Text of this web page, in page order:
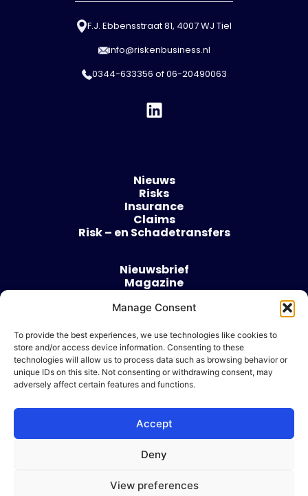
Manage Consent
To provide the best experiences, we use technologies like cookies to
store and/or access device information. Consenting to these
technologies will allow us to process data such as browsing behavior or
unique IDs on this site. Not consenting or withdrawing consent, may
adversely affect certain features and functions.
Accept
Deny
View preferences
F.J. Ebbensstraat 81, 4007 WJ Tiel
info@riskenbusiness.nl
0344-633356 of06-20490063
Nieuws
Risks
Insurance
Claims
Risk – en Schadetransfers
Nieuwsbrief
Magazine
Over
Algemene voorwaarden
Cookie beleid
Ik wil adverteren
© 2026 Risk & Business